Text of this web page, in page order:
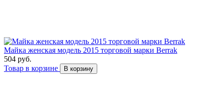
Майка женская модель 2015 торговой марки Berrak
504 руб.
Товар в корзине
В корзину